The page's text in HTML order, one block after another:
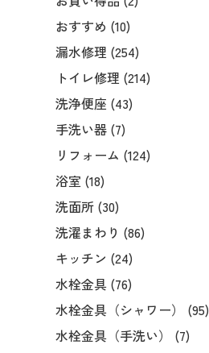
おすすめ (10)
漏水修理 (254)
トイレ修理 (214)
洗浄便座 (43)
手洗い器 (7)
リフォーム (124)
浴室 (18)
洗面所 (30)
洗濯まわり (86)
キッチン (24)
水栓金具 (76)
水栓金具（シャワー） (95)
水栓金具（手洗い） (7)